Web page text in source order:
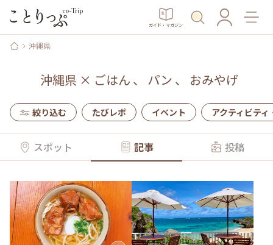
ガイド・マガジン
沖縄県
沖縄県× ごはん 、 パン 、 おみやげ
絞り込む たびレポ イベント アクティビティ
スポット 記事 投稿